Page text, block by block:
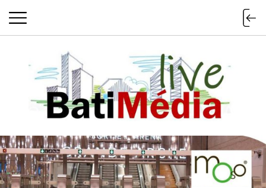
Batimedialive